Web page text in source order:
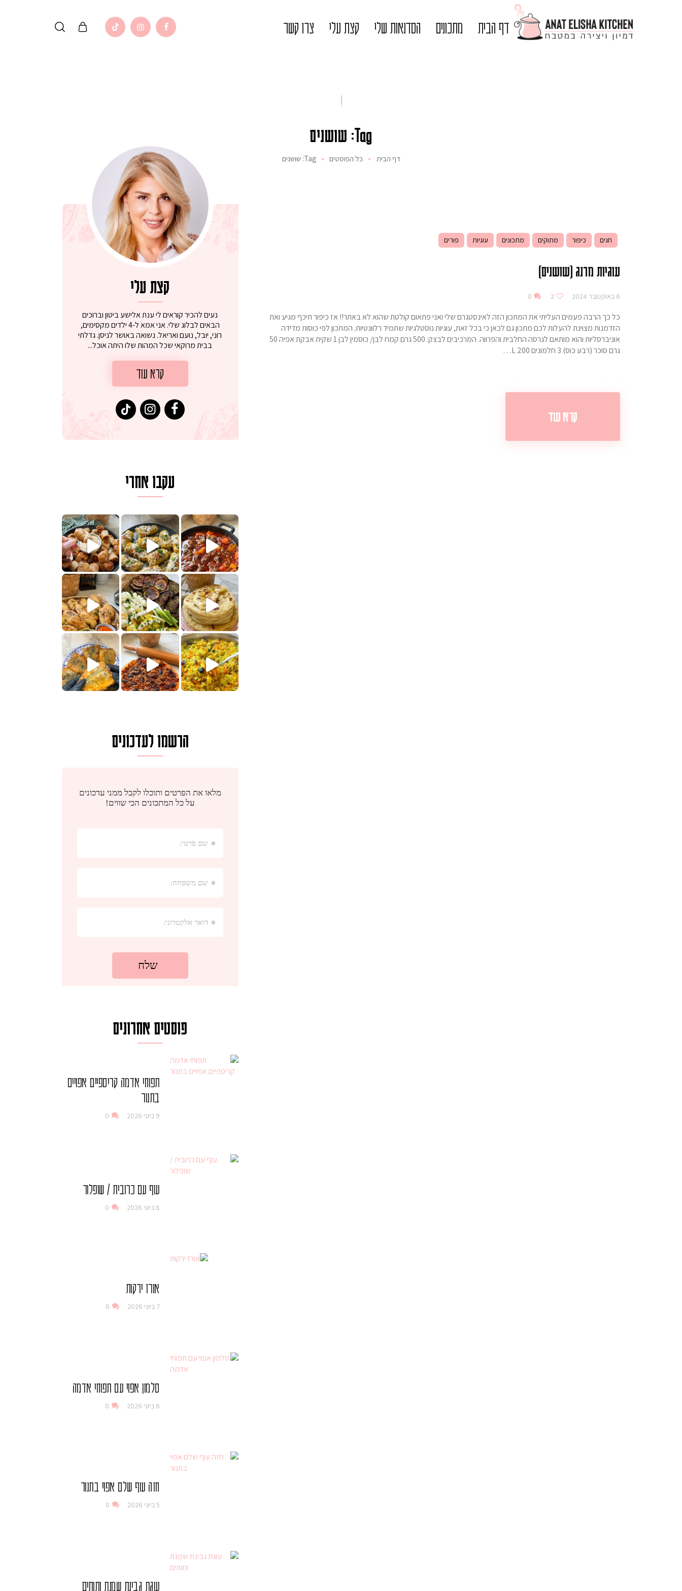
דף הבית מתכונים הסדנאות שלי קצת עלי צרו קשר
Tag: שושנים
דף הבית כל הפוסטים Tag: שושנים
חגים כיפור מתוקים מתכונים עוגיות פורים
עוגיות מרנג (שושנים)
6 באוקטובר 2024 2
0
כל כך הרבה פעמים העליתי את המתכון הזה לאינסטגרם שלי ואני פתאום קולטת שהוא לא באתר!! אז כיפור תיכף מגיע ואת
הזדמנות מצוינת להעלות לכם מתכון גם לכאן כי בכל זאת, עוגיות נוסטלגיות שתמיד רלוונטיות. המתכון לפי כוסות מדידה
אוניברסליות והוא מותאם לגרסה החלבית והפרווה. המרכיבים לבצק: 500 גרם קמח לבן/ כוסמין לבן 1 שקית אבקת אפיה 50
גרם סוכר (רבע כוס) 3 חלמונים L 200…
קרא עוד
קצת עלי
נעים להכיר קוראים לי ענת אלישע ביטון וברוכים
הבאים לבלוג שלי. אני אמא ל-4 ילדים מקסימים,
רוני, יובל, נועם ואריאל. נשואה באושר לניסן. גדלתי
בבית מרוקאי שכל המהות שלו היתה אוכל...
קרא עוד
עקבו אחרי
. גולש המר
קלחי תירס צרובים על מחבת עם גבינה בולגרית מעודנת מ
נשנושי פרגיות קריספיים ממכרים שמכינים בכמה דקות עב
לחם מחבת שהוא שילוב של מופלטה וספינז׳, רעיון מעולאז מה בשבילכם? בפ
פסטל טוניסאי לתשעת הימים, חשבתי מה לחדש לכם ונראה
למתכון
פיצה של תשעת הימים ולמה היא נקראת ככה? ההסבר בסרטו
מז׳ווז׳ין או בתרגום לעברית, מחותניםמתכון ראש
הרשמו לעדכונים
פוסטים אחרונים
תפוחי אדמה קריספיים אפויים
בתנור
9 ביוני 2026 0
עוף עם כרובית / שופלור
8 ביוני 2026 0
אורז ירקות
7 ביוני 2026 0
סלמון אפוי עם תפוחי אדמה
6 ביוני 2026 0
חזה עוף שלם אפוי בתנור
5 ביוני 2026 0
עוגת גבינת שמנת ותותים